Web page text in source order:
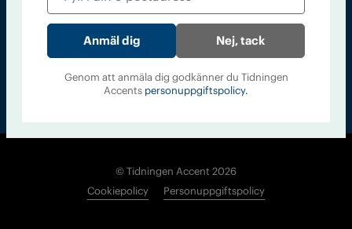
© Tidningen Accent 2026
Cookiepolicy
Personuppgiftspolicy
Nej, tack
Genom att anmäla dig godkänner du Tidningen
Accents personuppgiftspolicy.